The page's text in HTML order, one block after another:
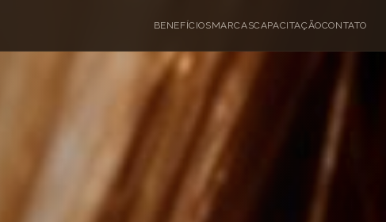
BENEFÍCIOSMARCASCAPACITAÇÃOCONTATO